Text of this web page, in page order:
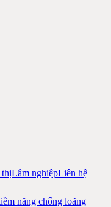
Lâm nghiệpLiên hệ
năng chống loãng